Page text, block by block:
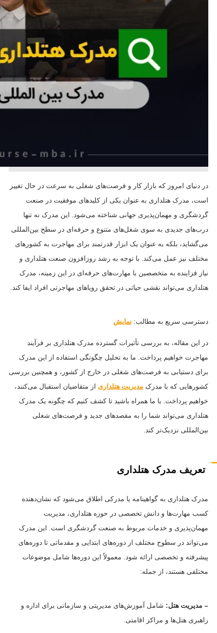
در دنیای امروز که بازار کار و فرصت‌های شغلی به سرعت در حال تغییر
است، مدرک هتلداری به عنوان یکی از کلیدهای موفقیت در صنعت
گردشگری و مهمان‌پذیری جهانی شناخته می‌شود. این مدرک نه تنها
درب‌های جدیدی به سوی شغل‌های متنوع و حرفه‌ای در سطح بین‌المللی
می‌گشاید، بلکه به عنوان یک ابزار قدرتمند برای مهاجرت به کشورهای
مختلف نیز عمل می‌کند. با توجه به رشد روزافزون صنعت هتلداری و
نیاز فزاینده به متخصصین با مهارت‌های حرفه‌ای در این زمینه، مدرک
هتلداری می‌تواند نقشی حیاتی در تحقق رویاهای مهاجرتی افراد ایفا کند.
دسترسی سریع به مطالب: نمایش
در این مقاله، به بررسی تأثیرات گسترده مدرک هتلداری بر فرآیند
مهاجرت خواهیم پرداخت. ما به تحلیل چگونگی استفاده از این مدرک
برای دستیابی به فرصت‌های شغلی در خارج از کشور، و همچنین بررسی
کشورهایی که با مدرک مدیریت هتلداری از متقاضیان استقبال می‌کنند،
خواهیم پرداخت. با ما همراه باشید تا کشف کنیم که چگونه یک مدرک
هتلداری می‌تواند شما را به مقصدهای جدید و فرصت‌های شغلی
بین‌المللی نزدیک‌تر کند.
تعریف مدرک هتلداری
مدرک هتلداری به گواهینامه یا مدرکی اطلاق می‌شود که نشان‌دهنده
کسب مهارت‌ها و دانش تخصصی در حوزه هتلداری، مدیریت
مهمان‌پذیری و خدمات مربوط به صنعت گردشگری است. این مدرک
می‌تواند در سطوح مختلف از دوره‌های ابتدایی و مقدماتی تا دوره‌های
پیشرفته و تخصصی ارائه شود. معمولاً این دوره‌ها شامل موضوعات
مختلفی هستند، از جمله:
– مدیریت هتل: شامل آموزش‌های مدیریتی و سازمانی برای اداره و
راهبری هتل‌ها و مراکز اقامتی.